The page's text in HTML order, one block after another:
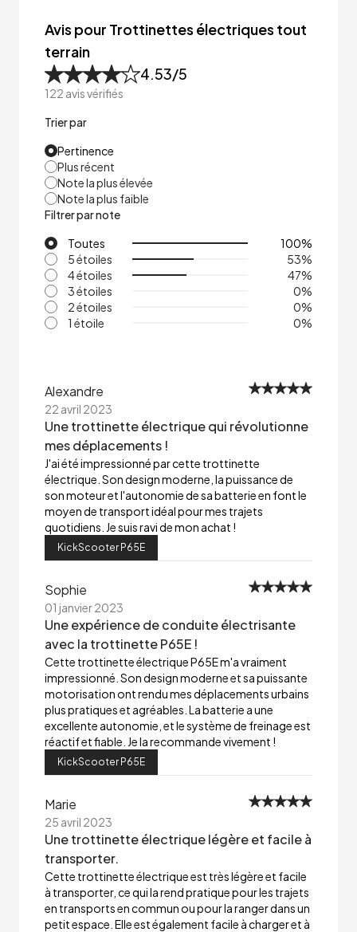
Avis pour Trottinettes électriques tout
terrain
4.53/5
122 avis vérifiés
Trier par
Pertinence
Plus récent
Note la plus élevée
Note la plus faible
Filtrer par note
Toutes
100%
5 étoiles
53%
4 étoiles
47%
3 étoiles
0%
2 étoiles
0%
1 étoile
0%
Alexandre
22 avril 2023
Une trottinette électrique qui révolutionne
mes déplacements !
J'ai été impressionné par cette trottinette
électrique. Son design moderne, la puissance de
son moteur et l'autonomie de sa batterie en font le
moyen de transport idéal pour mes trajets
quotidiens. Je suis ravi de mon achat !
KickScooter P65E
Sophie
01 janvier 2023
Une expérience de conduite électrisante
avec la trottinette P65E !
Cette trottinette électrique P65E m'a vraiment
impressionné. Son design moderne et sa puissante
motorisation ont rendu mes déplacements urbains
plus pratiques et agréables. La batterie a une
excellente autonomie, et le système de freinage est
réactif et fiable. Je la recommande vivement !
KickScooter P65E
Marie
25 avril 2023
Une trottinette électrique légère et facile à
transporter.
Cette trottinette électrique est très légère et facile
à transporter, ce qui la rend pratique pour les trajets
en transports en commun ou pour la ranger dans un
petit espace. Elle est également facile à charger et à